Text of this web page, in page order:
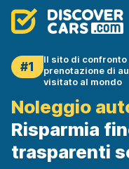
#1
Il sito di confronto
prenotazione di
visitato al mondo
Noleggio
Risparmia
trasparenti